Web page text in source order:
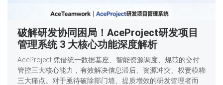
破解研发协同困局！AceProject研发项目
管理系统 3 大核心功能深度解析
AceProject 凭借统一数据基座、智能资源调度、规范的交付
管控三大核心能力，有效解决信息滞后、资源冲突、权责模糊
三大痛点。对于亟待破除部门墙、提质增效的研发管理者而